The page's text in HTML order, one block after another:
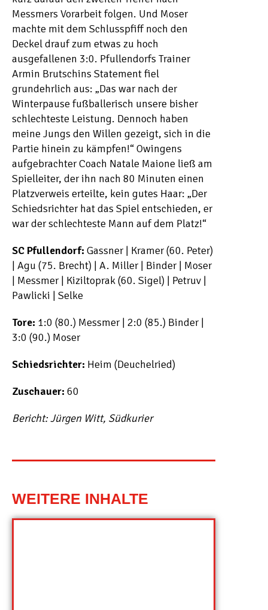
Messmers Vorarbeit folgen. Und Moser
machte mit dem Schlusspfiff noch den
Deckel drauf zum etwas zu hoch
ausgefallenen 3:0. Pfullendorfs Trainer
Armin Brutschins Statement fiel
grundehrlich aus: „Das war nach der
Winterpause fußballerisch unsere bisher
schlechteste Leistung. Dennoch haben
meine Jungs den Willen gezeigt, sich in die
Partie hinein zu kämpfen!“ Owingens
aufgebrachter Coach Natale Maione ließ am
Spielleiter, der ihn nach 80 Minuten einen
Platzverweis erteilte, kein gutes Haar: „Der
Schiedsrichter hat das Spiel entschieden, er
war der schlechteste Mann auf dem Platz!“
SC Pfullendorf: Gassner | Kramer (60. Peter)
| Agu (75. Brecht) | A. Miller | Binder | Moser
| Messmer | Kiziltoprak (60. Sigel) | Petruv |
Pawlicki | Selke
Tore: 1:0 (80.) Messmer | 2:0 (85.) Binder |
3:0 (90.) Moser
Schiedsrichter: Heim (Deuchelried)
Zuschauer: 60
Bericht: Jürgen Witt, Südkurier
WEITERE INHALTE